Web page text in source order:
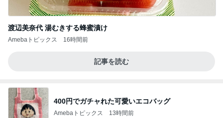
渡辺美奈代 湯むきする蜂蜜漬け
Amebaトピックス 16時間前
記事を読む
400円でガチャれた可愛いエコバッグ
Amebaトピックス 13時間前